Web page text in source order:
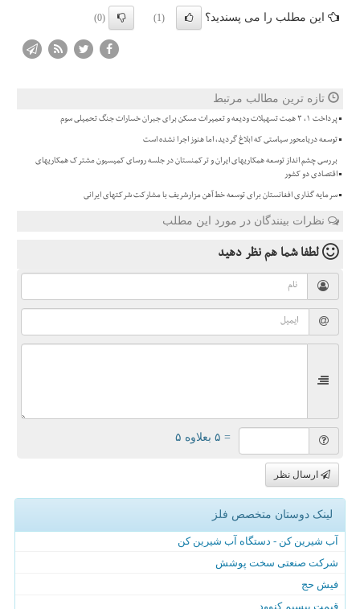
این مطلب را می پسندید؟ (1)
(0)
تازه ترین مطالب مرتبط
پرداخت ۱، ۳ همت تسهیلات ودیعه و تعمیرات مسکن برای جبران خسارات جنگ تحمیلی سوم
توسعه دریامحور سیاستی که ابلاغ گردید، اما هنوز اجرا نشده است
بررسی چشم انداز توسعه همکاریهای ایران و ترکمنستان در جلسه روسای کمیسیون مشترک همکاریهای
اقتصادی دو کشور
سرمایه گذاری افغانستان برای توسعه خط آهن مزارشریف با مشارکت شرکتهای ایرانی
نظرات بینندگان در مورد این مطلب
لطفا شما هم نظر دهید
= ۵ بعلاوه ۵
ارسال نظر
لینک دوستان متخصص فلز
آب شیرین کن - دستگاه آب شیرین کن
شرکت صنعتی سخت پوشش
فیش حج
قیمت بیسیم کنوود